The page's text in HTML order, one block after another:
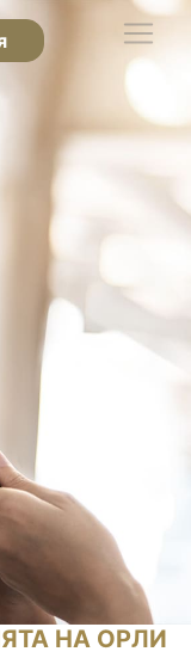
НА ОРЛИ